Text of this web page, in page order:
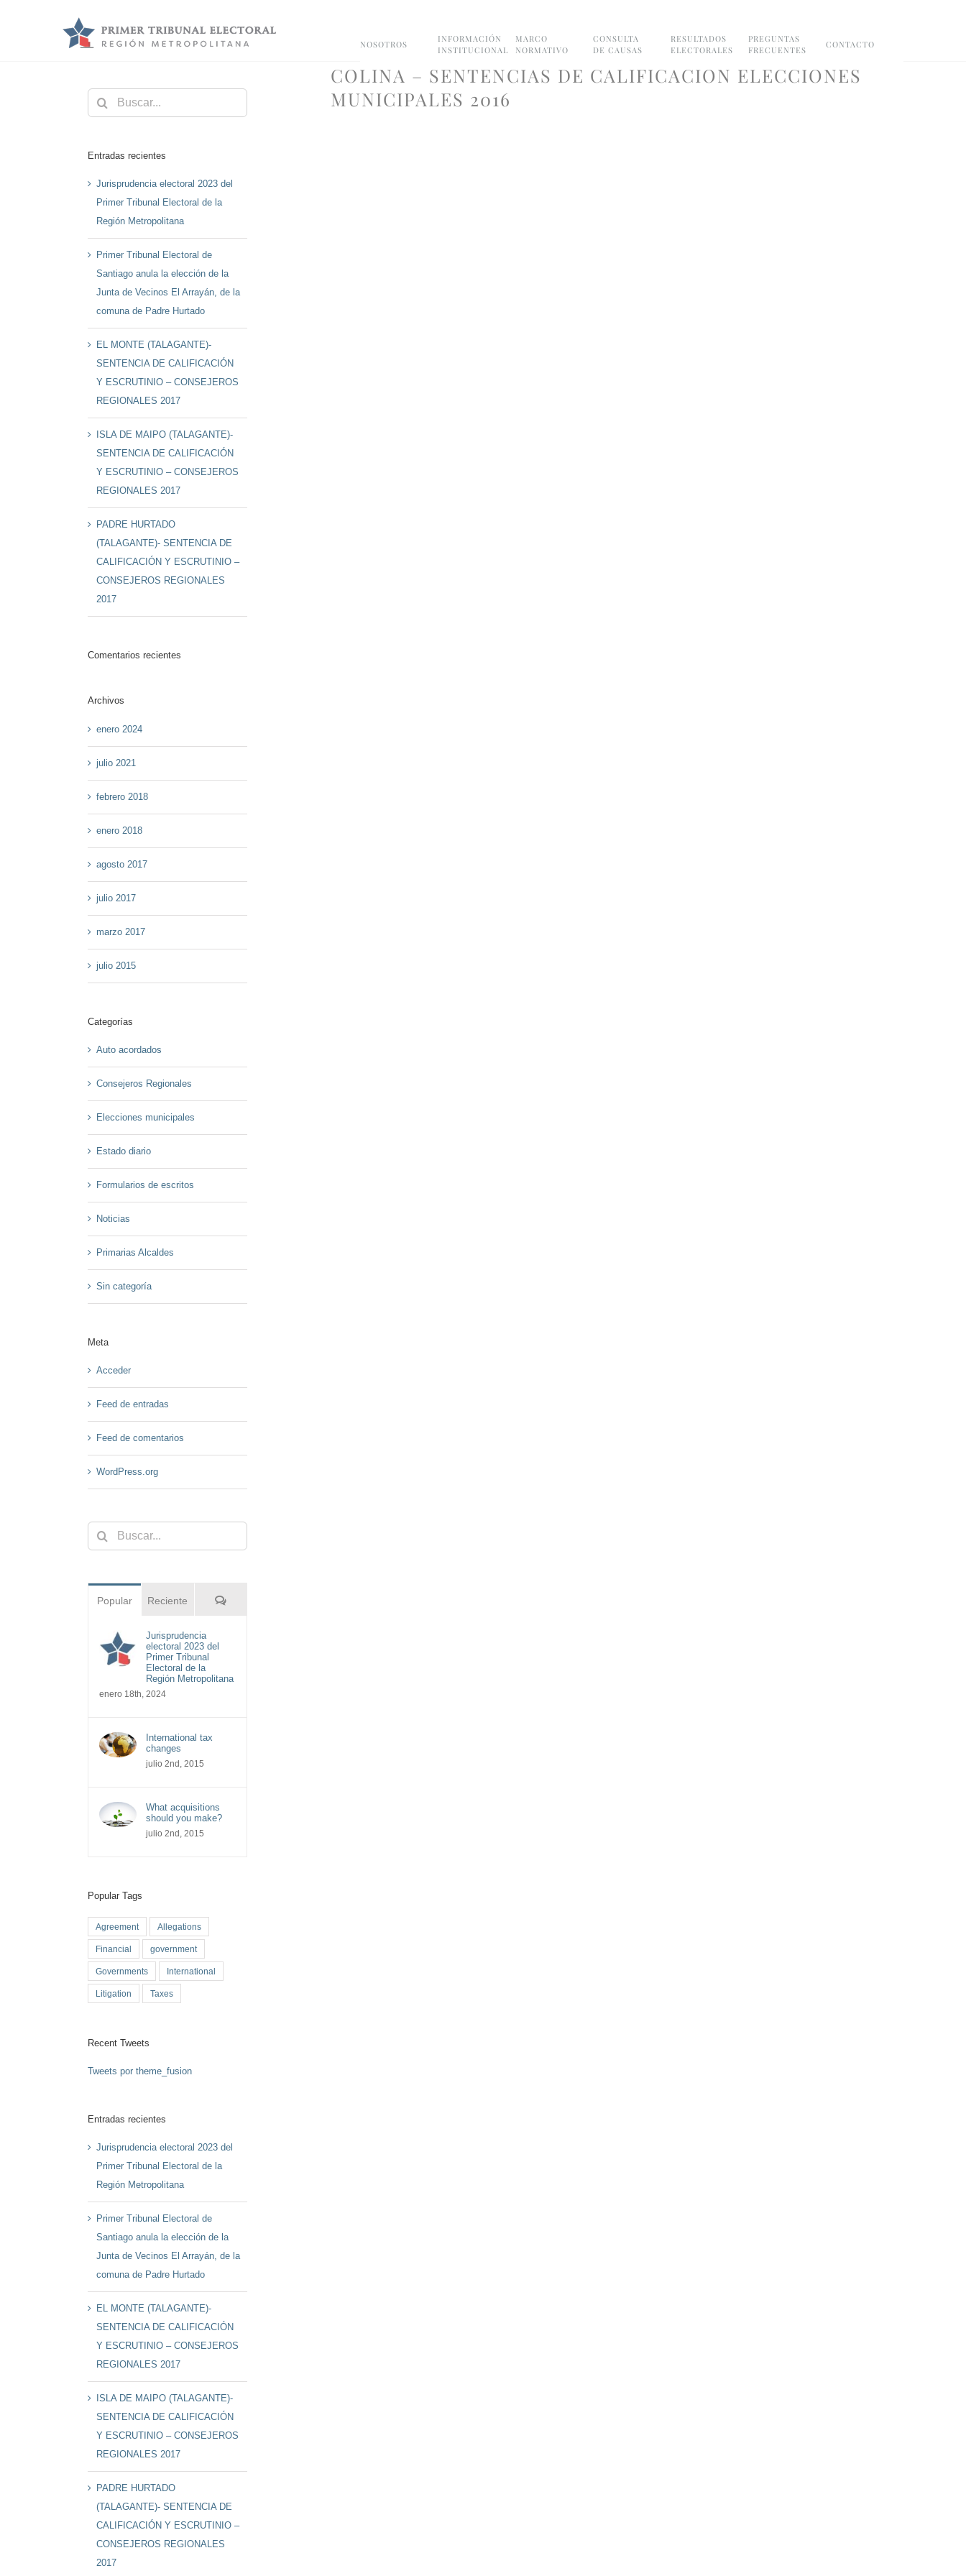
NOSOTROS
INFORMACIÓN
INSTITUCIONAL
MARCO
NORMATIVO
CONSULTA
DE CAUSAS
RESULTADOS
ELECTORALES
PREGUNTAS
FRECUENTES
CONTACTO
COLINA – SENTENCIAS DE CALIFICACION ELECCIONES
MUNICIPALES 2016
Buscar:
Entradas recientes
Jurisprudencia electoral 2023 del
Primer Tribunal Electoral de la
Región Metropolitana
Primer Tribunal Electoral de
Santiago anula la elección de la
Junta de Vecinos El Arrayán, de la
comuna de Padre Hurtado
EL MONTE (TALAGANTE)-
SENTENCIA DE CALIFICACIÓN
Y ESCRUTINIO – CONSEJEROS
REGIONALES 2017
ISLA DE MAIPO (TALAGANTE)-
SENTENCIA DE CALIFICACIÓN
Y ESCRUTINIO – CONSEJEROS
REGIONALES 2017
PADRE HURTADO
(TALAGANTE)- SENTENCIA DE
CALIFICACIÓN Y ESCRUTINIO –
CONSEJEROS REGIONALES
2017
Comentarios recientes
Archivos
enero 2024
julio 2021
febrero 2018
enero 2018
agosto 2017
julio 2017
marzo 2017
julio 2015
Categorías
Auto acordados
Consejeros Regionales
Elecciones municipales
Estado diario
Formularios de escritos
Noticias
Primarias Alcaldes
Sin categoría
Meta
Acceder
Feed de entradas
Feed de comentarios
WordPress.org
Buscar:
Popular Reciente Comentarios
Jurisprudencia
electoral 2023 del
Primer Tribunal
Electoral de la
Región Metropolitana
enero 18th, 2024
International tax
changes
julio 2nd, 2015
What acquisitions
should you make?
julio 2nd, 2015
Popular Tags
Agreement Allegations
Financial government
Governments International
Litigation Taxes
Recent Tweets
Tweets por theme_fusion
Entradas recientes
Jurisprudencia electoral 2023 del
Primer Tribunal Electoral de la
Región Metropolitana
Primer Tribunal Electoral de
Santiago anula la elección de la
Junta de Vecinos El Arrayán, de la
comuna de Padre Hurtado
EL MONTE (TALAGANTE)-
SENTENCIA DE CALIFICACIÓN
Y ESCRUTINIO – CONSEJEROS
REGIONALES 2017
ISLA DE MAIPO (TALAGANTE)-
SENTENCIA DE CALIFICACIÓN
Y ESCRUTINIO – CONSEJEROS
REGIONALES 2017
PADRE HURTADO
(TALAGANTE)- SENTENCIA DE
CALIFICACIÓN Y ESCRUTINIO –
CONSEJEROS REGIONALES
2017